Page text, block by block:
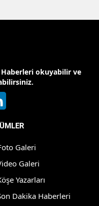
Haberleri okuyabilir ve
Galeri
Galeri
Yazarları
Dakika Haberleri